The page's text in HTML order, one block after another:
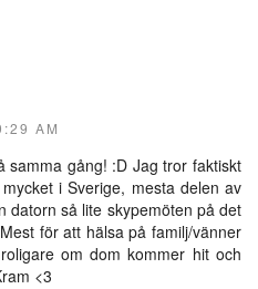
AM
samma gång! :D Jag tror faktiskt
i Sverige, mesta delen av
datorn så lite skypemöten på det
för att hälsa på familj/vänner
om dom kommer hit och
<3